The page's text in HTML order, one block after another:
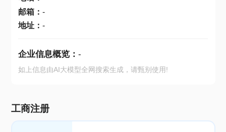
邮箱： -
地址： -
企业信息概览： -
如上信息由AI大模型全网搜索生成，请甄别使用!
工商注册